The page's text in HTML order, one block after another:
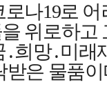
로나19로 어
위로하고
․희망․미래
받은 물품